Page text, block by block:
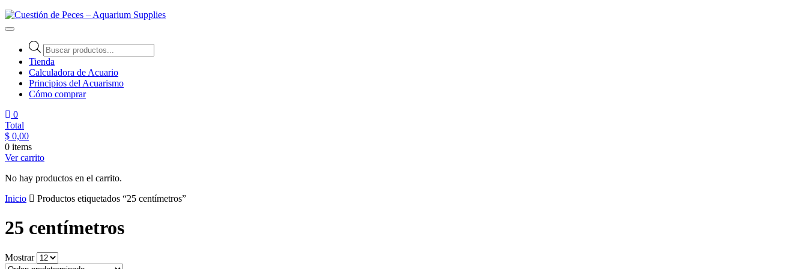
Tienda
Calculadora de Acuario
Principios del Acuarismo
Cómo comprar
0
Total
$ 0,00
0 items
Ver carrito
No hay productos en el carrito.
Inicio
Productos etiquetados “25 centímetros”
25 centímetros
Mostrar